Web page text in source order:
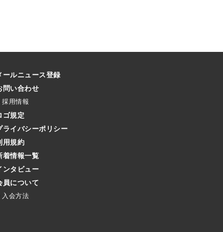
ールニュース登録
問い合わせ
採用情報
ゴ規定
ライバシーポリシー
用規約
着情報一覧
ンタビュー
員について
入会方法